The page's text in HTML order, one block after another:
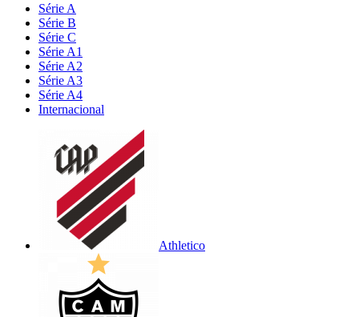
Série A
Série B
Série C
Série A1
Série A2
Série A3
Série A4
Internacional
Athletico